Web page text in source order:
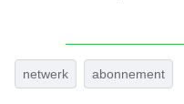
netwerk abonnement